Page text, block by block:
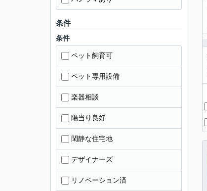
条件
条件
ペット飼育可
ペット専用設備
楽器相談
陽当り良好
閑静な住宅地
デザイナーズ
リノベーション済